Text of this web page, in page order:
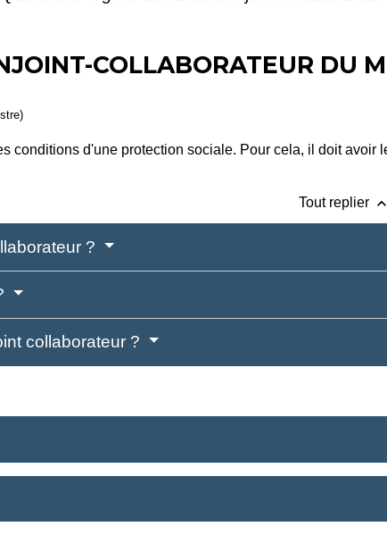
COLLABORATEUR DU
conditions d'une protection sociale. Pour cela, il doit avoir
Tout replier keyboard_arrow_up
?
collaborateur ?